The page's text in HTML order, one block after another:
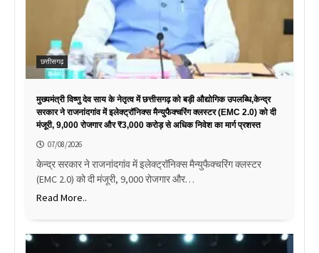
छत्तीसगढ़
मुख्यमंत्री विष्णु देव साय के नेतृत्व में छत्तीसगढ़ को बड़ी औद्योगिक उपलब्धि,केन्द्र
सरकार ने राजनांदगांव में इलेक्ट्रॉनिक्स मैन्युफैक्चरिंग क्लस्टर (EMC 2.0) को दी
मंजूरी, 9,000 रोजगार और ₹3,000 करोड़ से अधिक निवेश का मार्ग प्रशस्त
07/08/2026
केन्द्र सरकार ने राजनांदगांव में इलेक्ट्रॉनिक्स मैन्युफैक्चरिंग क्लस्टर
(EMC 2.0) को दी मंजूरी, 9,000 रोजगार और…
Read More..